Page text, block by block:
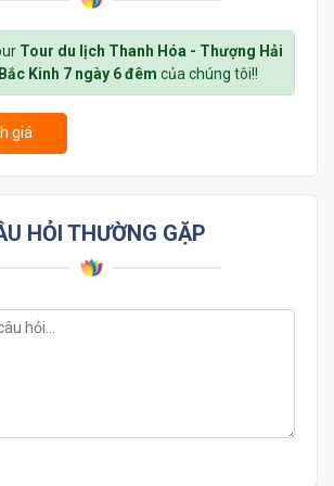
Tour du lịch Thanh Hóa - Thượng Hải
Kinh 7 ngày 6 đêm của chúng tôi!!
giá
HỎI THƯỜNG GẶP